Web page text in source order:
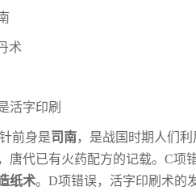
术
活字印刷
前身是司南，是战国时期人们
唐代已有火药配方的记载。C项
纸术。D项错误，活字印刷术的